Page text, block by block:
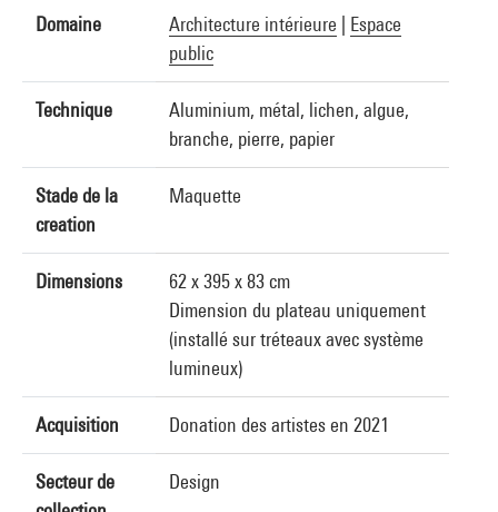
Domaine Architecture intérieure
Espace
public
Technique
Aluminium, métal, lichen, algue,
branche, pierre, papier
Stade de la
creation
Maquette
Dimensions
62 x 395 x 83 cm
Dimension du plateau uniquement
(installé sur tréteaux avec système
lumineux)
Acquisition Donation des artistes en 2021
Secteur de
Design